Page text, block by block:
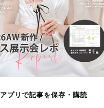
アプリで記事を保存・購読